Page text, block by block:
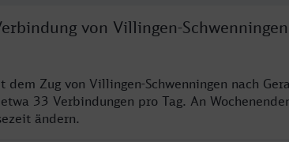
von Villingen-
Zug von Villingen-Schwenningen nach
33 Verbindungen pro Tag. An
ändern.